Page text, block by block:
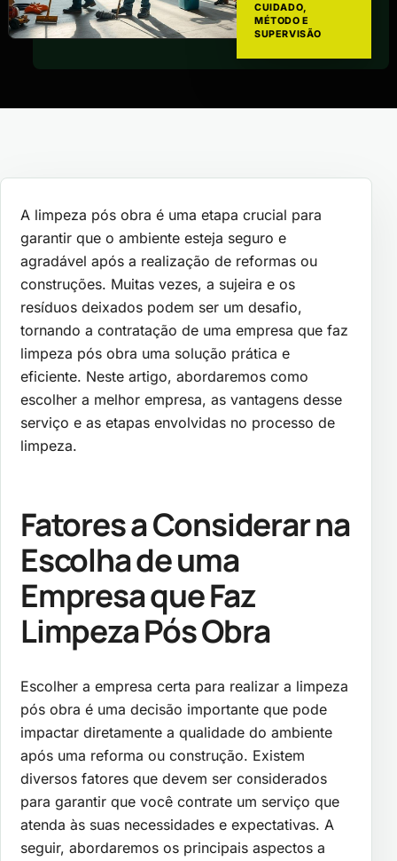
CUIDADO,
MÉTODO E
SUPERVISÃO
A limpeza pós obra é uma etapa crucial para
garantir que o ambiente esteja seguro e
agradável após a realização de reformas ou
construções. Muitas vezes, a sujeira e os
resíduos deixados podem ser um desafio,
tornando a contratação de uma empresa que faz
limpeza pós obra uma solução prática e
eficiente. Neste artigo, abordaremos como
escolher a melhor empresa, as vantagens desse
serviço e as etapas envolvidas no processo de
limpeza.
Fatores a Considerar na
Escolha de uma
Empresa que Faz
Limpeza Pós Obra
Escolher a empresa certa para realizar a limpeza
pós obra é uma decisão importante que pode
impactar diretamente a qualidade do ambiente
após uma reforma ou construção. Existem
diversos fatores que devem ser considerados
para garantir que você contrate um serviço que
atenda às suas necessidades e expectativas. A
seguir, abordaremos os principais aspectos a